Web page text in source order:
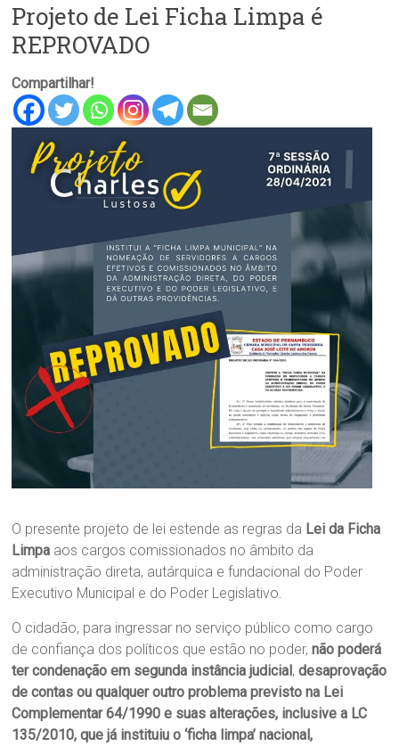
Projeto de Lei Ficha Limpa é
REPROVADO
Compartilhar!
O presente projeto de lei estende as regras da Lei da Ficha
Limpa aos cargos comissionados no âmbito da
administração direta, autárquica e fundacional do Poder
Executivo Municipal e do Poder Legislativo.
O cidadão, para ingressar no serviço público como cargo
de confiança dos políticos que estão no poder,não poderá
ter condenação em segunda instância judicial,desaprovação
de contas ou qualquer outro problema previsto na Lei
Complementar 64/1990 e suas alterações, inclusive a LC
135/2010, que já instituiu o ‘ficha limpa’ nacional,